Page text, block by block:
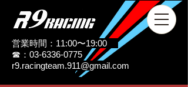
営業時間：11:00〜19:00
☎：03-6336-0775
r9.racingteam.911@gmail.com